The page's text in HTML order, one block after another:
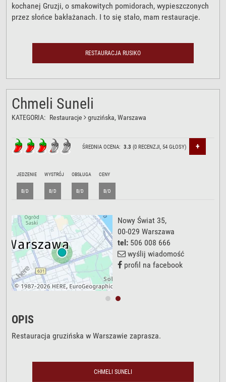
kochanej Gruzji, o smakowitych pomidorach, wypieszczonych
przez słońce bakłażanach. I to się stało, mam restauracje.
RESTAURACJA RUSIKO
Chmeli Suneli
KATEGORIA: Restauracje gruzińska, Warszawa
ŚREDNIA OCENA:3.3 (0 RECENZJI, 54 GŁOSY) +
JEDZENIE
B/D
WYSTRÓJ
B/D
OBSŁUGA
B/D
CENY
B/D
Nowy Świat 35,
00-029 Warszawa
tel: 506 008 666
wyślij wiadomość
profil na facebook
OPIS
Restauracja gruzińska w Warszawie zaprasza.
CHMELI SUNELI